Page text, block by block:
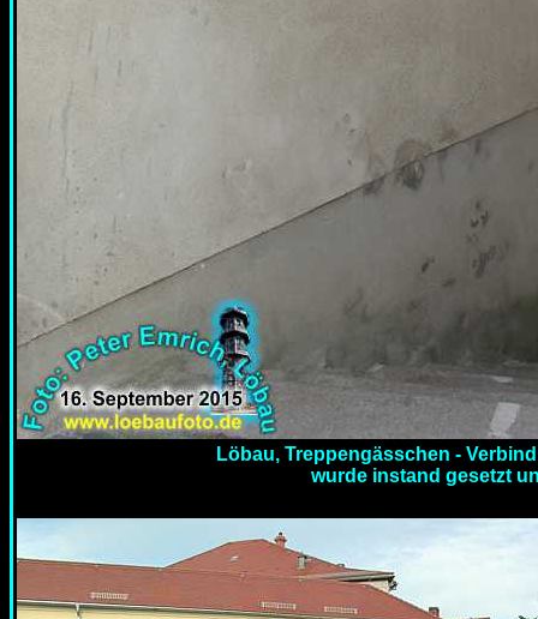
Löbau, Treppengässchen -
wurde instand gesetzt